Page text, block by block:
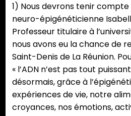
1) Nous devrons tenir
neuro-épigénéticienne
Professeur titulaire à
nous avons eu la chance de
Saint-Denis de La Réunion.
« l’ADN n’est pas tout
désormais, grâce à
expériences de vie, notre
croyances, nos émotions,